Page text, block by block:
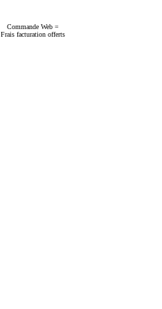
Commande Web =
Frais facturation offerts